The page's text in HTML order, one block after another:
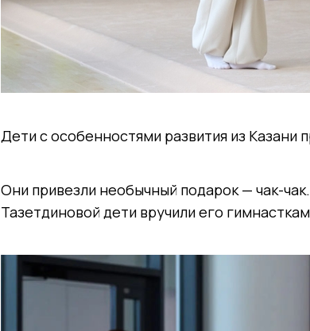
Дети с особенностями развития из Казани
Они привезли необычный подарок — чак-
Тазетдиновой дети вручили его